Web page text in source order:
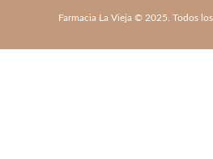
Farmacia La Vieja © 2025. Todos